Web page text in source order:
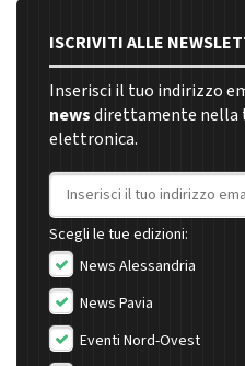
ISCRIVITI ALLE
Inserisci il tuo indirizzo
newsdirettamente nella
elettronica.
Indirizzo email
Scegli le tue edizioni:
News Alessandria
News Pavia
Eventi Nord-Ovest